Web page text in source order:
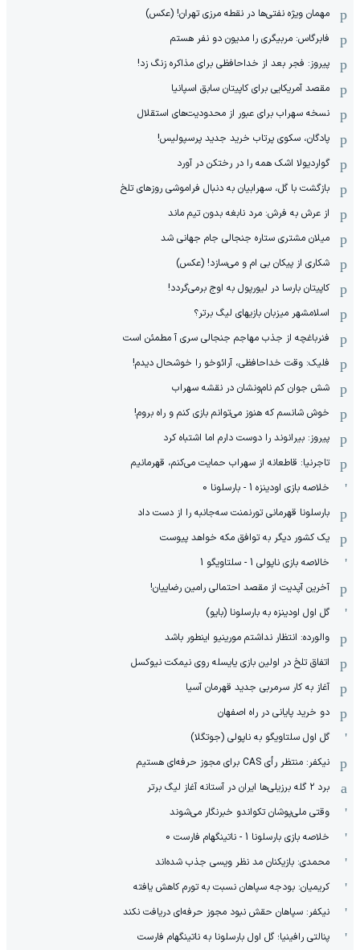
مهمان‌ ویژه نفتی‌ها در نقطه مرزی تهران! (عکس)
فابرگاس: مربیگری را مدیون دو نفر هستم
پیروز: فجر بعد از خداحافظی برای مذاکره زنگ زد!
مقصد آمریکایی برای کاپیتان سابق اسپانیا
نسخه سهراب برای عبور از محدودیت‌های استقلال
پادگان، سکوی پرتاب خرید جدید پرسپولیس!
گواردیولا اشک همه را در رختکن در آورد
بازگشت با گل، سهرابیان به دنبال فراموشی روزهای تلخ
از عرش به فرش: مرد نابغه‌ بدون تیم ماند
میلان مشتری ستاره جنجالی جام جهانی شد
شکاری از پیکان بی ام و می‌سازد! (عکس)
کاپیتان بارسا در لیورپول به اوج برمی‌گردد!
اسلامشهر میزبان بازیهای لیگ برتر؟
فنرباغچه از جذب مهاجم جنجالی سری آ مطمئن است
فلیک: وقت خداحافظی، آرائوخو را خوشحال دیدم!
شش جوان کم نام‌و‌نشان در نقشه سهراب
خوش شانسم که هنوز می‌توانم بازی کنم و راه بروم!
پیروز: بیرانوند را دوست دارم اما اشتباه کرد
تاجرنیا: قاطعانه از سهراب حمایت می‌کنم، قهرمانیم
خلاصه بازی اودینزه 1 - بارسلونا 0
بارسلونا قهرمانی تورنمنت سه‌جانبه را از دست داد
یک کشور دیگر به توافق مکه خواهد پیوست
خالاصه بازی ناپولی 1 - سلتاویگو 1
آخرین آپدیت از مقصد احتمالی رامین رضاییان!
گل اول اودینزه به بارسلونا (بایو)
والورده: انتظار نداشتم مورینیو اینطور باشد
اتفاق تلخ در اولین بازی یایسله روی نیمکت نیوکسل
آغاز به کار سرمربی جدید قهرمان آسیا
دو خرید پایانی در راه اصفهان
گل اول سلتاویگو به ناپولی (جوتگلا)
نیکفر: منتظر رأی CAS برای مجوز حرفه‌ای هستیم
برد ۲ گله برزیلی‌ها ایران در آستانه آغاز لیگ برتر
وقتی ملی‌پوشان تکواندو خبرنگار می‌شوند
خلاصه بازی بارسلونا 1 - ناتینگهام فارست 0
محمدی: بازیکنان مد نظر ویسی جذب شده‌اند
کریمیان: بودجه سپاهان نسبت به تورم کاهش یافته
نیکفر: سپاهان حقش نبود مجوز حرفه‌ای دریافت نکند
پنالتی رافینیا؛ گل اول بارسلونا به ناتینگهام فارست